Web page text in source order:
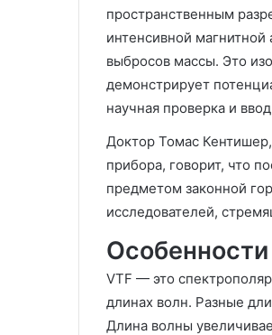
пространственным
интенсивной
выбросов массы. Это
демонстрирует
научная проверка и
Доктор Томас
прибора, говорит, что
предметом законной
исследователей,
VTF — это
длинах волн. Разные
Длина волны